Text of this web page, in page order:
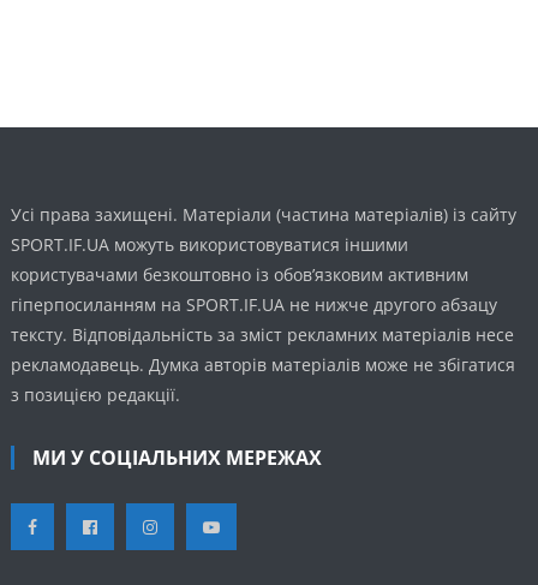
Усі права захищені. Матеріали (частина матеріалів) із сайту
SPORT.IF.UA можуть використовуватися іншими
користувачами безкоштовно із обов’язковим активним
гіперпосиланням на SPORT.IF.UA не нижче другого абзацу
тексту. Відповідальність за зміст рекламних матеріалів несе
рекламодавець. Думка авторів матеріалів може не збігатися
з позицією редакції.
МИ У СОЦІАЛЬНИХ МЕРЕЖАХ